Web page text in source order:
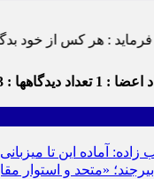
اصلاح کرده و هر کس خودستایی نماید٬ پس به تحقیق خویش را
اعضا : 1 تعداد دیدگاهها : 3
زاده: آماده این تا